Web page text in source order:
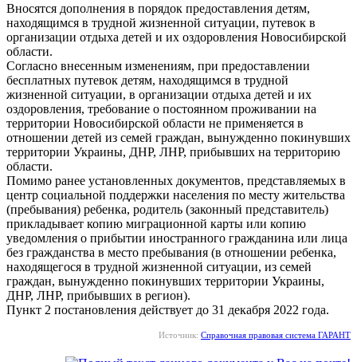
Вносятся дополнения в порядок предоставления детям,
находящимся в трудной жизненной ситуации, путевок в
организации отдыха детей и их оздоровления Новосибирской
области.
Согласно внесенным изменениям, при предоставлении
бесплатных путевок детям, находящимся в трудной
жизненной ситуации, в организации отдыха детей и их
оздоровления, требование о постоянном проживании на
территории Новосибирской области не применяется в
отношении детей из семей граждан, вынужденно покинувших
территории Украины, ДНР, ЛНР, прибывших на территорию
области.
Помимо ранее установленных документов, представляемых в
центр социальной поддержки населения по месту жительства
(пребывания) ребенка, родитель (законный представитель)
прикладывает копию миграционной карты или копию
уведомления о прибытии иностранного гражданина или лица
без гражданства в место пребывания (в отношении ребенка,
находящегося в трудной жизненной ситуации, из семей
граждан, вынужденно покинувших территории Украины,
ДНР, ЛНР, прибывших в регион).
Пункт 2 постановления действует до 31 декабря 2022 года.
Источник: Справочная правовая система ГАРАНТ